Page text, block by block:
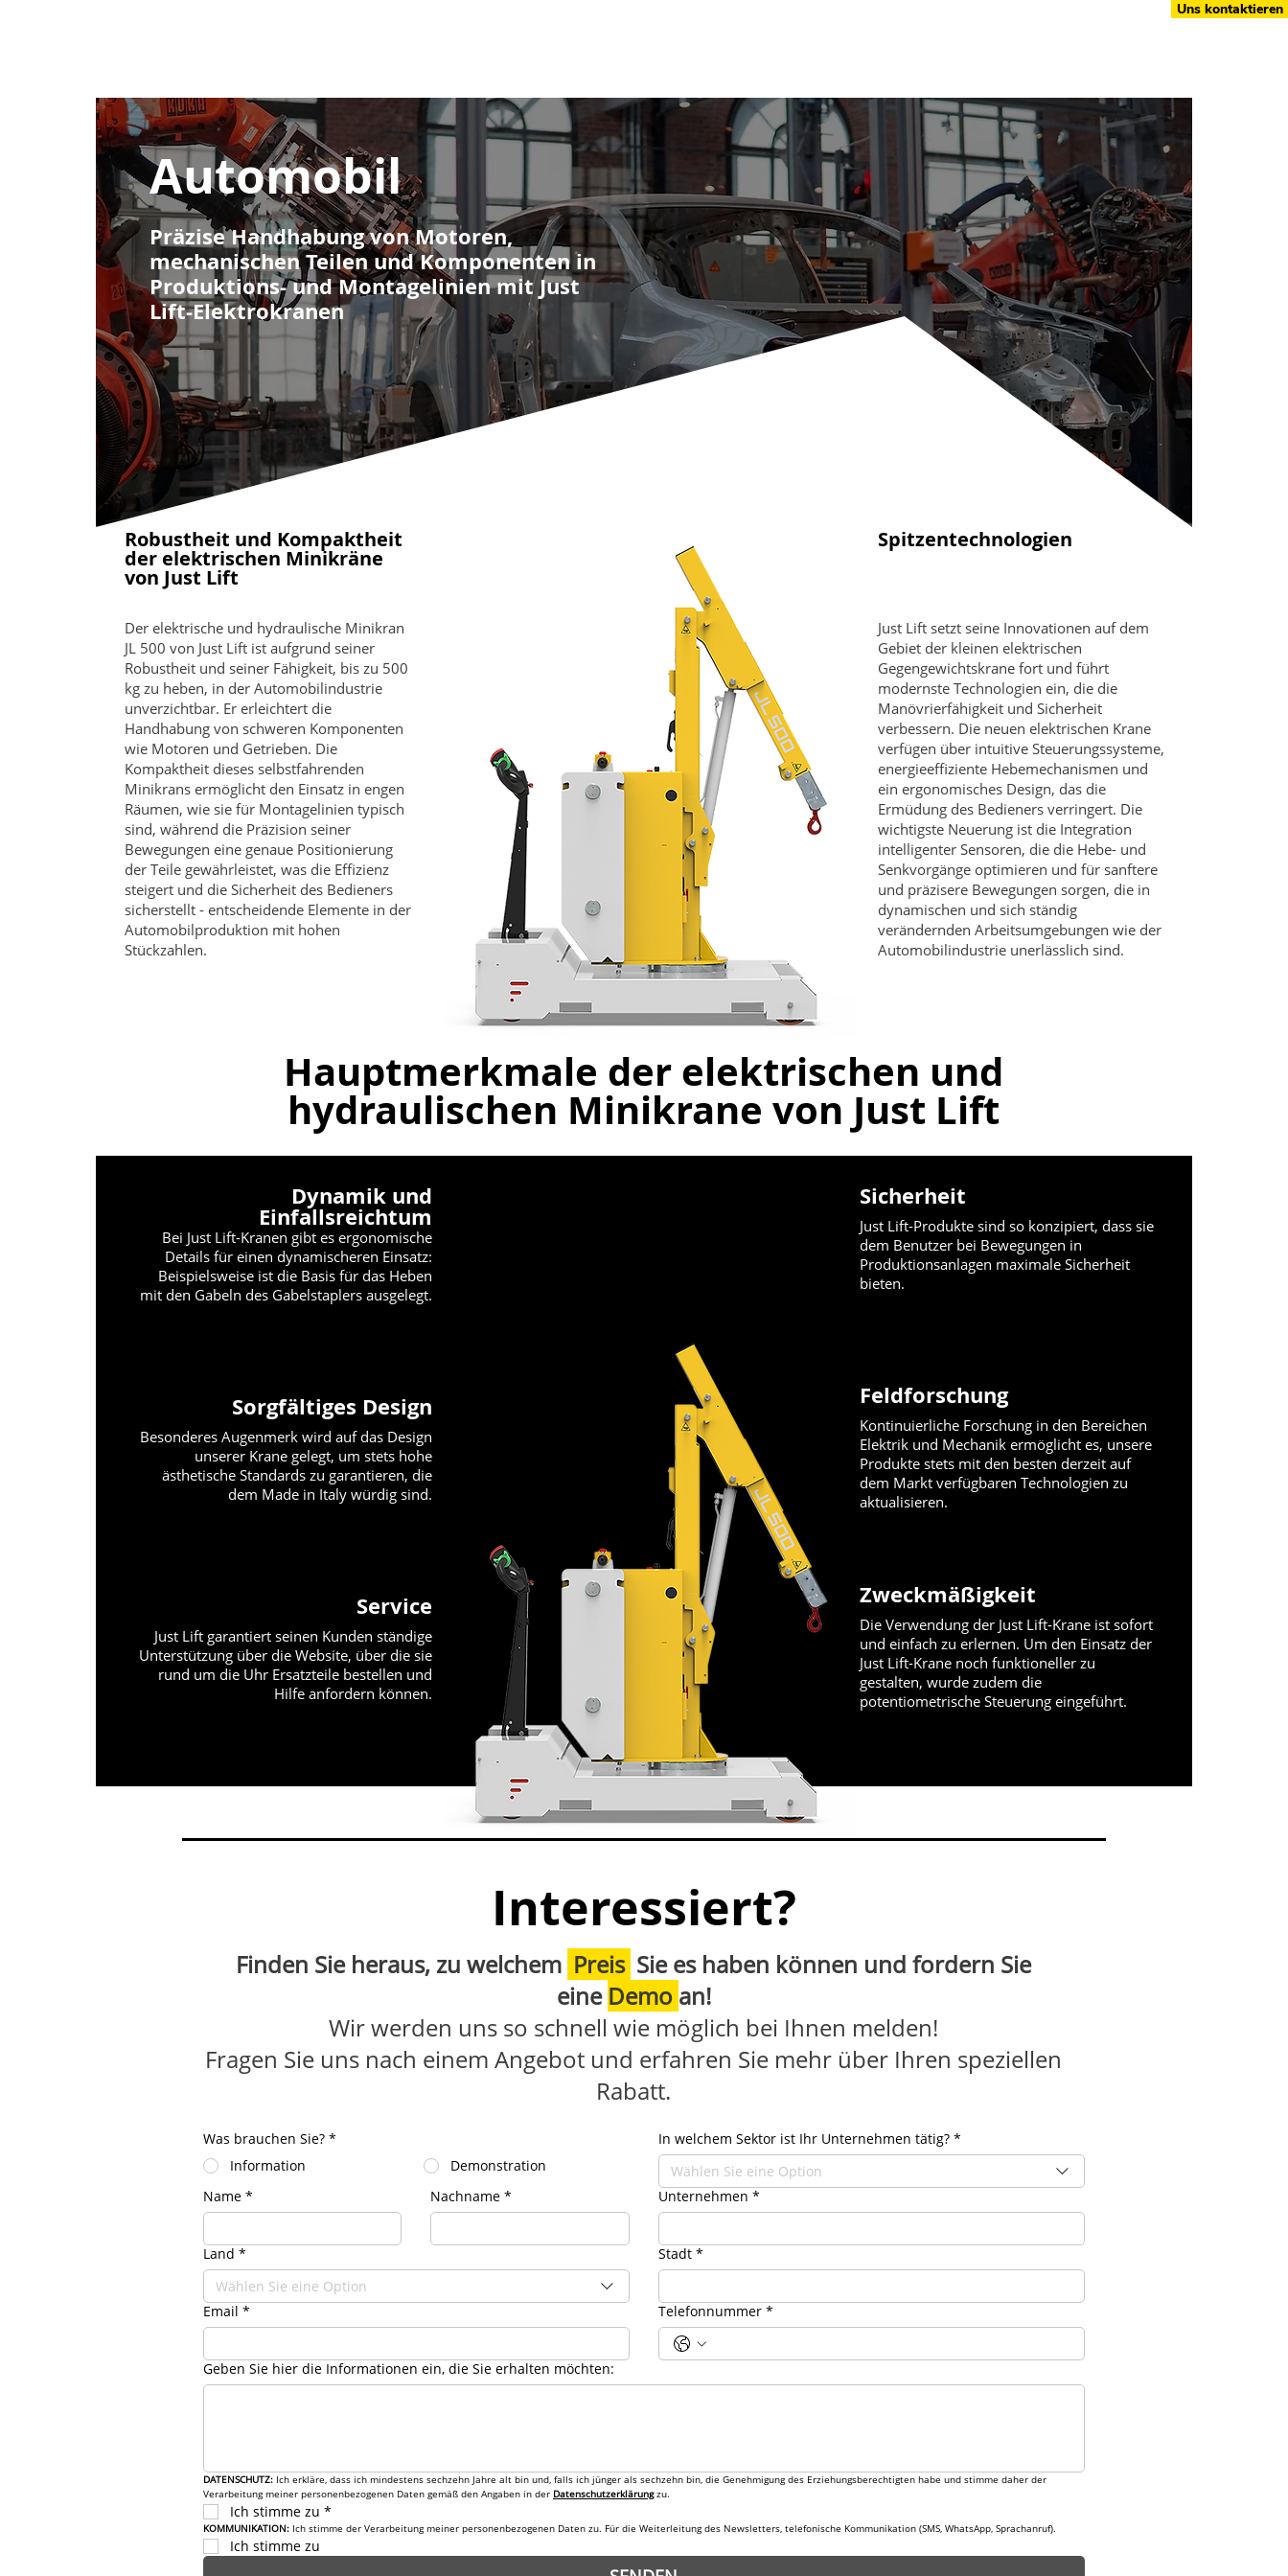
Uns kontaktieren
Robustheit und Kompaktheit
der elektrischen Minikräne
von Just Lift
Der elektrische und hydraulische Minikran
JL 500 von Just Lift ist aufgrund seiner
Robustheit und seiner Fähigkeit, bis zu 500
kg zu heben, in der Automobilindustrie
unverzichtbar. Er erleichtert die
Handhabung von schweren Komponenten
wie Motoren und Getrieben. Die
Kompaktheit dieses selbstfahrenden
Minikrans ermöglicht den Einsatz in engen
Räumen, wie sie für Montagelinien typisch
sind, während die Präzision seiner
Bewegungen eine genaue Positionierung
der Teile gewährleistet, was die Effizienz
steigert und die Sicherheit des Bedieners
sicherstellt - entscheidende Elemente in der
Automobilproduktion mit hohen
Stückzahlen.
Spitzentechnologien
Just Lift setzt seine Innovationen auf dem
Gebiet der kleinen elektrischen
Gegengewichtskrane fort und führt
modernste Technologien ein, die die
Manövrierfähigkeit und Sicherheit
verbessern. Die neuen elektrischen Krane
verfügen über intuitive Steuerungssysteme,
energieeffiziente Hebemechanismen und
ein ergonomisches Design, das die
Ermüdung des Bedieners verringert. Die
wichtigste Neuerung ist die Integration
intelligenter Sensoren, die die Hebe- und
Senkvorgänge optimieren und für sanftere
und präzisere Bewegungen sorgen, die in
dynamischen und sich ständig
verändernden Arbeitsumgebungen wie der
Automobilindustrie unerlässlich sind.
Automobil
Präzise Handhabung von Motoren,
mechanischen Teilen und Komponenten in
Produktions- und Montagelinien mit Just
Lift-Elektrokranen
Hauptmerkmale der elektrischen und
hydraulischen Minikrane von Just Lift
Dynamik und
Einfallsreichtum
Bei Just Lift-Kranen gibt es ergonomische
Details für einen dynamischeren Einsatz:
Beispielsweise ist die Basis für das Heben
mit den Gabeln des Gabelstaplers ausgelegt.
Sorgfältiges Design
Besonderes Augenmerk wird auf das Design
unserer Krane gelegt, um stets hohe
ästhetische Standards zu garantieren, die
dem Made in Italy würdig sind.
Service
Just Lift garantiert seinen Kunden ständige
Unterstützung über die Website, über die sie
rund um die Uhr Ersatzteile bestellen und
Hilfe anfordern können.
Sicherheit
Just Lift-Produkte sind so konzipiert, dass sie
dem Benutzer bei Bewegungen in
Produktionsanlagen maximale Sicherheit
bieten.
Feldforschung
Kontinuierliche Forschung in den Bereichen
Elektrik und Mechanik ermöglicht es, unsere
Produkte stets mit den besten derzeit auf
dem Markt verfügbaren Technologien zu
aktualisieren.
Zweckmäßigkeit
Die Verwendung der Just Lift-Krane ist sofort
und einfach zu erlernen. Um den Einsatz der
Just Lift-Krane noch funktioneller zu
gestalten, wurde zudem die
potentiometrische Steuerung eingeführt.
Interessiert?
Finden Sie heraus, zu welchem Preis Sie es haben können und fordern Sie
eine Demo an!
Wir werden uns so schnell wie möglich bei Ihnen melden!
Fragen Sie uns nach einem Angebot und erfahren Sie mehr über Ihren speziellen
Rabatt.
Was brauchen Sie? *
Information
Demonstration
In welchem Sektor ist Ihr Unternehmen tätig? *
Wählen Sie eine Option
Name * Nachname * Unternehmen *
Land *
Wählen Sie eine Option
Stadt *
Email * Telefonnummer *
Geben Sie hier die Informationen ein, die Sie erhalten möchten:
DATENSCHUTZ: Ich erkläre, dass ich mindestens sechzehn Jahre alt bin und, falls ich jünger als sechzehn bin, die Genehmigung des Erziehungsberechtigten habe und stimme daher der
Verarbeitung meiner personenbezogenen Daten gemäß den Angaben in der Datenschutzerklärung zu.
Ich stimme zu *
KOMMUNIKATION: Ich stimme der Verarbeitung meiner personenbezogenen Daten zu. Für die Weiterleitung des Newsletters, telefonische Kommunikation (SMS, WhatsApp, Sprachanruf).
Ich stimme zu